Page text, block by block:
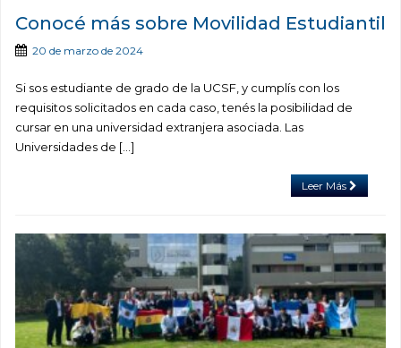
Conocé más sobre Movilidad Estudiantil
20 de marzo de 2024
Si sos estudiante de grado de la UCSF, y cumplís con los
requisitos solicitados en cada caso, tenés la posibilidad de
cursar en una universidad extranjera asociada. Las
Universidades de […]
Leer Más